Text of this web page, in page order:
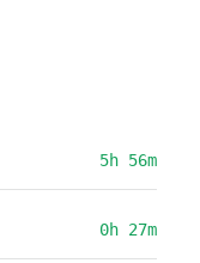
5h 56m
0h 27m